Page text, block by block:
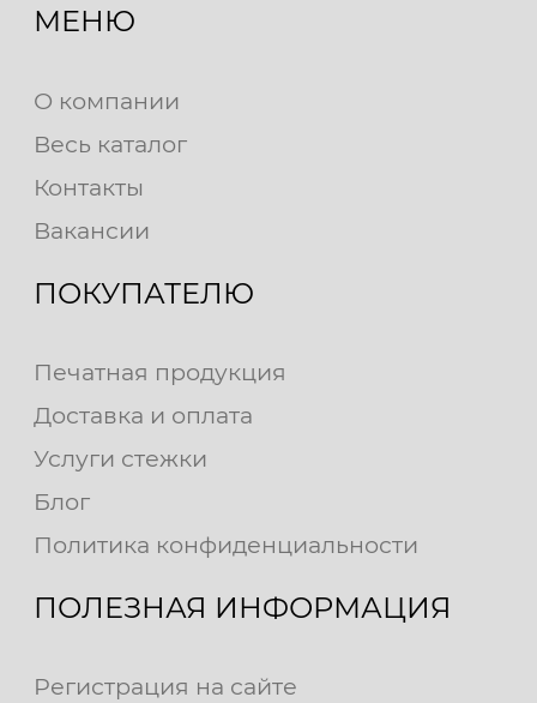
МЕНЮ
О компании
Весь каталог
Контакты
Вакансии
ПОКУПАТЕЛЮ
Печатная продукция
Доставка и оплата
Услуги стежки
Блог
Политика конфиденциальности
ПОЛЕЗНАЯ ИНФОРМАЦИЯ
Регистрация на сайте